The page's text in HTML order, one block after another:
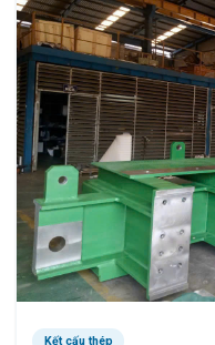
Kết cấu thép